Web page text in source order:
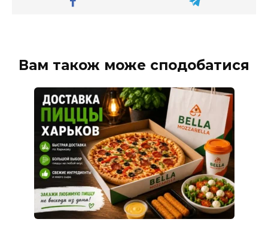
Вам також може сподобатися